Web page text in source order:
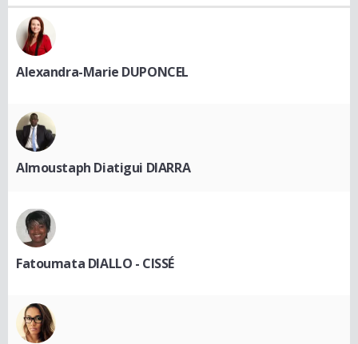
Alexandra-Marie DUPONCEL
Almoustaph Diatigui DIARRA
Fatoumata DIALLO - CISSÉ